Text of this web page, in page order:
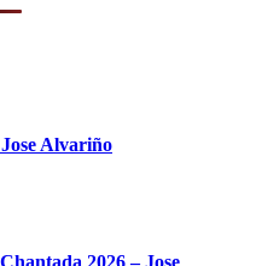
Alvariño
2026 – Jose